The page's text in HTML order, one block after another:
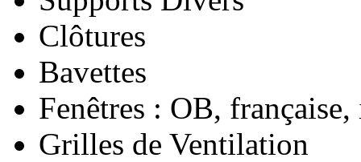
Clôtures
Bavettes
Fenêtres : OB,
Grilles de Ventilation